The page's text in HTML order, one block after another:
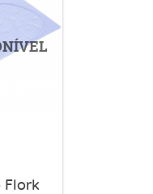
Flork